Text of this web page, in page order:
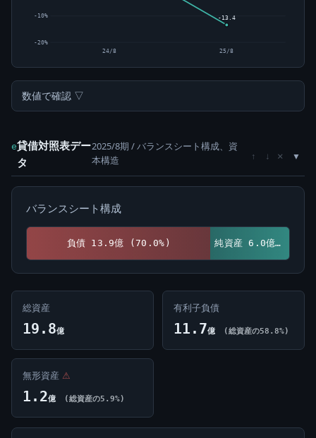
-20%
-10%
24/8
-13.4
25/8
数値で確認 ▽
e貸借対照表デー
タ
2025/8期 / バランスシート構成、資
本構造
↑ ↓ ×
バランスシート構成
負債 13.9億 (70.0%) 純資産 6.0億 (30.0%)
総資産
19.8億
有利子負債
11.7億 (総資産の58.8%)
無形資産 ⚠
1.2億 (総資産の5.9%)